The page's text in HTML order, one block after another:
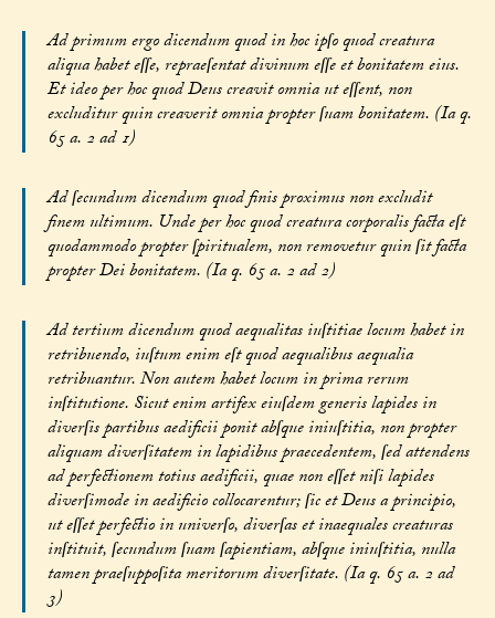
Ad primum ergo dicendum quod in hoc ipſo quod creatura
aliqua habet eſſe, repraeſentat divinum eſſe et bonitatem eius.
Et ideo per hoc quod Deus creavit omnia ut eſſent, non
excluditur quin creaverit omnia propter ſuam bonitatem. (Ia q.
65 a. 2 ad 1)
Ad ſecundum dicendum quod finis proximus non excludit
finem ultimum. Unde per hoc quod creatura corporalis facta eſt
quodammodo propter ſpiritualem, non removetur quin ſit facta
propter Dei bonitatem. (Ia q. 65 a. 2 ad 2)
Ad tertium dicendum quod aequalitas iuſtitiae locum habet in
retribuendo, iuſtum enim eſt quod aequalibus aequalia
retribuantur. Non autem habet locum in prima rerum
inſtitutione. Sicut enim artifex eiuſdem generis lapides in
diverſis partibus aedificii ponit abſque iniuſtitia, non propter
aliquam diverſitatem in lapidibus praecedentem, ſed attendens
ad perfectionem totius aedificii, quae non eſſet niſi lapides
diverſimode in aedificio collocarentur; ſic et Deus a principio,
ut eſſet perfectio in univerſo, diverſas et inaequales creaturas
inſtituit, ſecundum ſuam ſapientiam, abſque iniuſtitia, nulla
tamen praeſuppoſita meritorum diverſitate. (Ia q. 65 a. 2 ad
3)